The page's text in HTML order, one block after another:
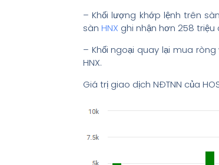
– Khối lượng khớp lệnh trên sàn
sàn HNX ghi nhận hơn 258 triệu
– Khối ngoại quay lại mua
HNX.
Giá trị giao dịch NĐTNN của